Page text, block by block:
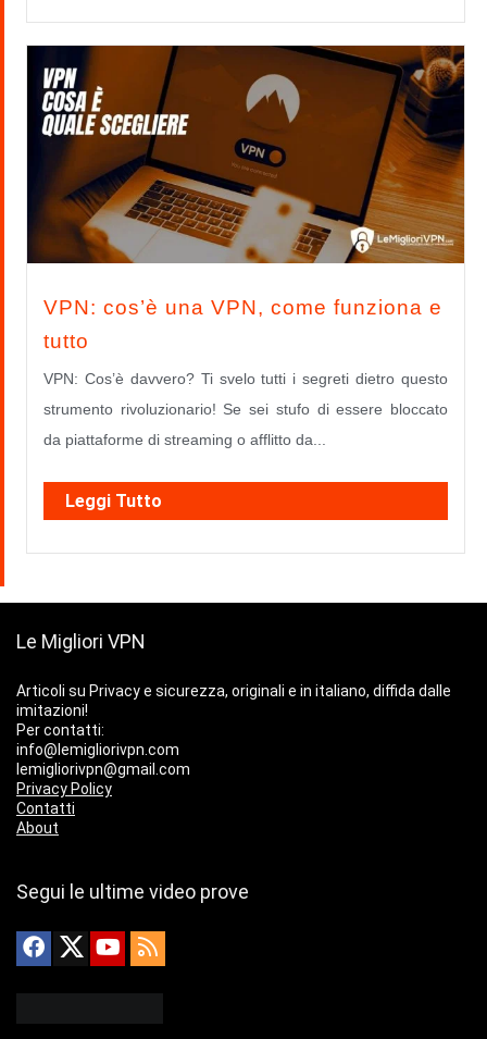
VPN: cos’è una VPN, come funziona e
tutto
VPN: Cos’è davvero? Ti svelo tutti i segreti dietro questo
strumento rivoluzionario! Se sei stufo di essere bloccato
da piattaforme di streaming o afflitto da...
Leggi Tutto
Le Migliori VPN
Articoli su Privacy e sicurezza, originali e in italiano, diffida dalle
imitazioni!
Per contatti:
info@lemigliorivpn.com
lemigliorivpn@gmail.com
Privacy Policy
Contatti
About
Segui le ultime video prove